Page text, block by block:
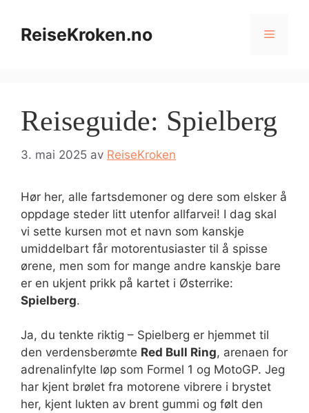
innholdReiseKroken.no Meny
Reiseguide: Spielberg
3. mai 2025 av ReiseKroken
Hør her, alle fartsdemoner og dere som elsker å
oppdage steder litt utenfor allfarvei! I dag skal
vi sette kursen mot et navn som kanskje
umiddelbart får motorentusiaster til å spisse
ørene, men som for mange andre kanskje bare
er en ukjent prikk på kartet i Østerrike:
Spielberg.
Ja, du tenkte riktig – Spielberg er hjemmet til
den verdensberømte Red Bull Ring, arenaen for
adrenalinfylte løp som Formel 1 og MotoGP. Jeg
har kjent brølet fra motorene vibrere i brystet
her, kjent lukten av brent gummi og følt den